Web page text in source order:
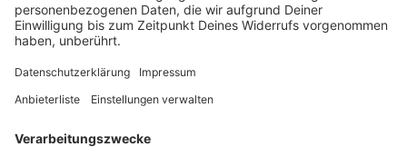
Peer Steinbrück - Hier könnt ihr euch das
Interview anhören
euch hier zum Nachhören bereitgestellt.